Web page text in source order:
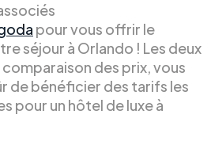
pour vous offrir le
séjour à Orlando ! Les deux
des prix, vous
de bénéficier des tarifs les
pour un hôtel de luxe à